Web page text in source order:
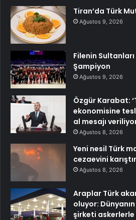
Tiran’da Türk
Ağustos 9, 2026
Filenin Sultanları
Şampiyon
Ağustos 9, 2026
Özgür Karabat:
ekonomisine
al mesajı
Ağustos 8, 2026
Yeni nesil Türk
cezaevini
Ağustos 8, 2026
Araplar Türk
oluyor:
şirketi askerlerle